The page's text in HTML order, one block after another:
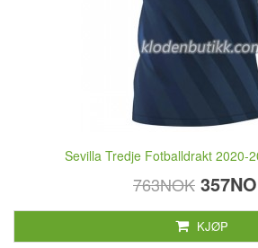
Sevilla Tredje Fotballdrakt 2020-
763NOK
KJØP